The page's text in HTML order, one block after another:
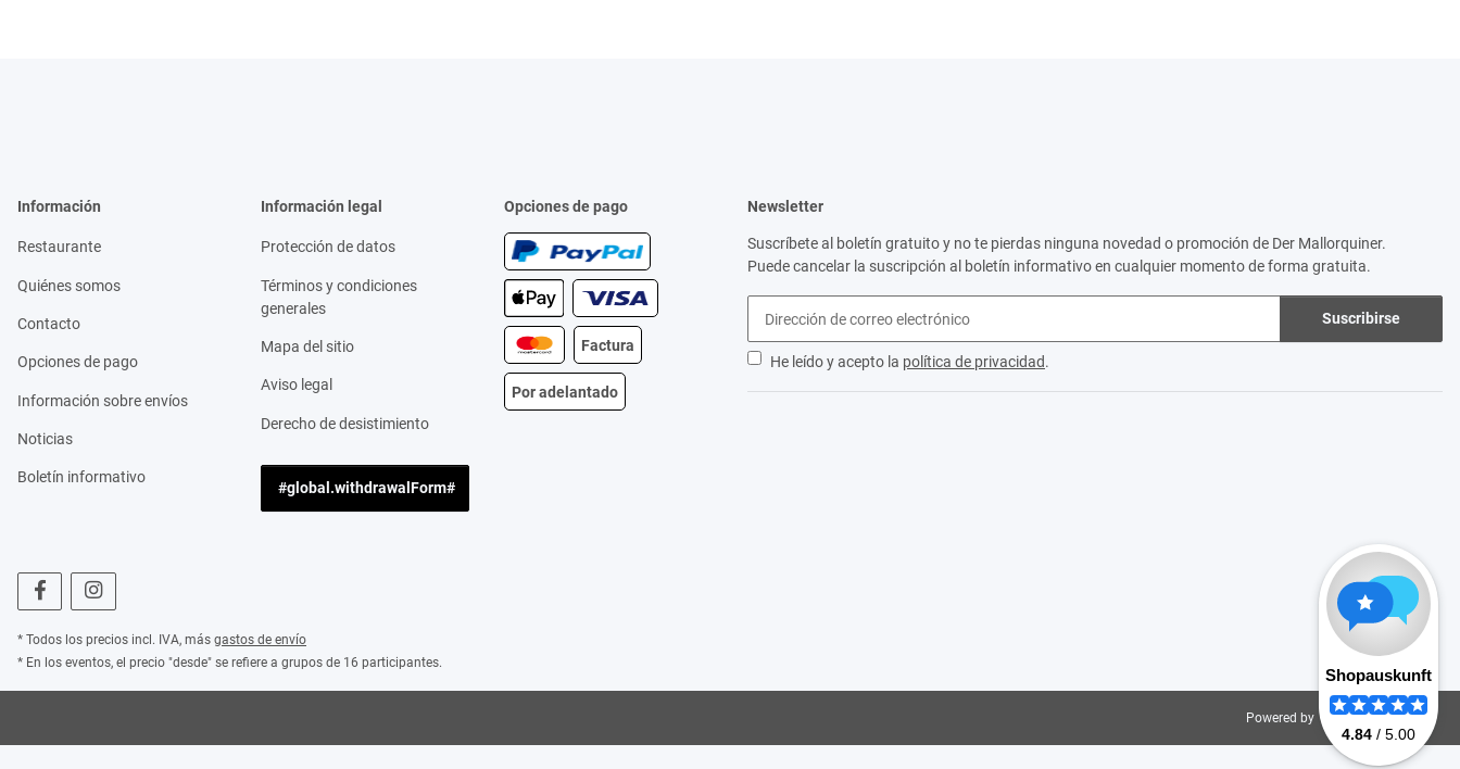
Información
Restaurante
Quiénes somos
Contacto
Opciones de pago
Información sobre envíos
Noticias
Boletín informativo
Información legal
Protección de datos
Términos y condiciones
generales
Mapa del sitio
Aviso legal
Derecho de desistimiento
#global.withdrawalForm#
Opciones de pago
Factura
Por adelantado
Newsletter
Suscríbete al boletín gratuito y no te pierdas ninguna novedad o promoción de Der Mallorquiner.
Puede cancelar la suscripción al boletín informativo en cualquier momento de forma gratuita.
Suscribirse
He leído y acepto la política de privacidad.
* Todos los precios incl. IVA, más gastos de envío
* En los eventos, el precio "desde" se refiere a grupos de 16 participantes.
Powered by JTL-Shop